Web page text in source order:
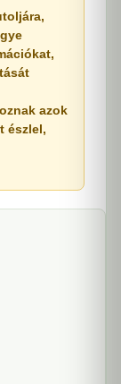
azok
észlel,